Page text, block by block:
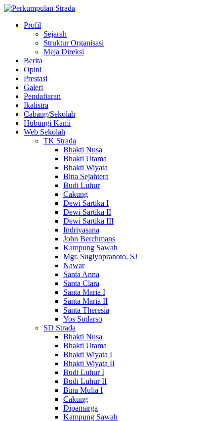
Profil
Sejarah
Struktur Organisasi
Meja Direksi
Berita
Opini
Prestasi
Galeri
Pendaftaran
Ikalistra
Cabang/Sekolah
Hubungi Kami
Web Sekolah
TK Strada
Bhakti Nusa
Bhakti Utama
Bhakti Wiyata
Bina Sejahtera
Budi Luhur
Cakung
Dewi Sartika I
Dewi Sartika II
Dewi Sartika III
Indriyasana
John Berchmans
Kampung Sawah
Mgr. Sugiyopranoto, SJ
Nawar
Santa Anna
Santa Clara
Santa Maria I
Santa Maria II
Santa Theresia
Yos Sudarso
SD Strada
Bhakti Nusa
Bhakti Utama
Bhakti Wiyata I
Bhakti Wiyata II
Budi Luhur I
Budi Luhur II
Bina Mulia I
Cakung
Dipamarga
Kampung Sawah